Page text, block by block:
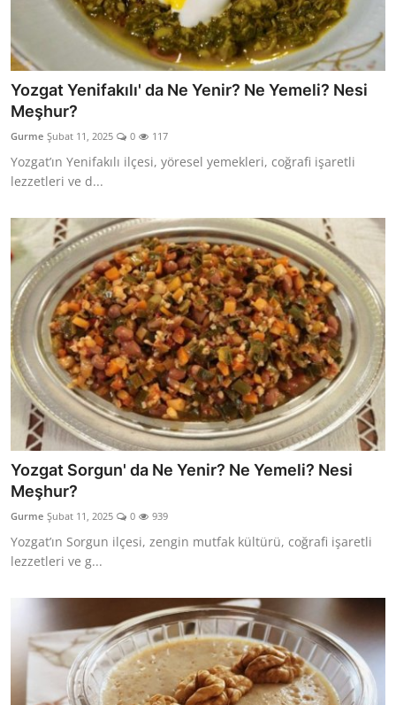
Yozgat Yenifakılı' da Ne Yenir? Ne Yemeli? Nesi
Meşhur?
Gurme Şubat 11, 2025 0 117
Yozgat’ın Yenifakılı ilçesi, yöresel yemekleri, coğrafi işaretli
lezzetleri ve d...
Yozgat Sorgun' da Ne Yenir? Ne Yemeli? Nesi
Meşhur?
Gurme Şubat 11, 2025 0 939
Yozgat’ın Sorgun ilçesi, zengin mutfak kültürü, coğrafi işaretli
lezzetleri ve g...